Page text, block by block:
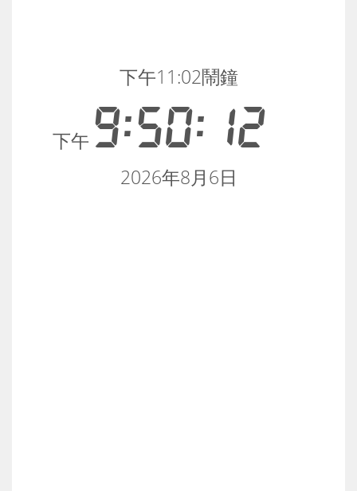
下午 9:50:12
下午11:02鬧鐘
2026年8月6日